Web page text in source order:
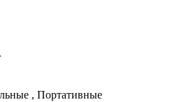
, Портативные